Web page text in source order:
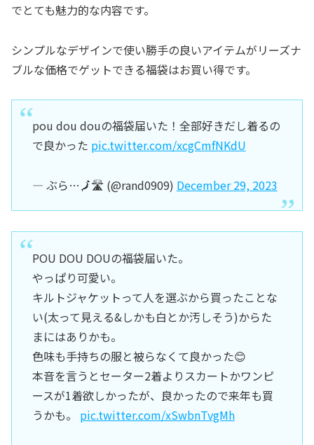
でとても魅力的な内容です。
シンプルなデザインで使い勝手の良いアイテムがリーズナ
ブルな価格でゲットできる福袋はお買い得です。
pou dou douの福袋届いた！全部好きだし着るの
で良かった pic.twitter.com/xcgCmfNKdU
— ぶら…🗾🛣 (@rand0909) December 29, 2023
POU DOU DOUの福袋届いた。
やっぱり可愛い。
キルトジャケットって人を選ぶから買ったことな
い(太って見える&しかも白とか汚しそう)からた
まにはありかも。
色味も手持ちの服と被らなくて良かった😊
本音を言うとセーター2着よりスカートかワンピ
ースが1着欲しかったが、良かったので来年も買
うかも。 pic.twitter.com/xSwbnTvgMh